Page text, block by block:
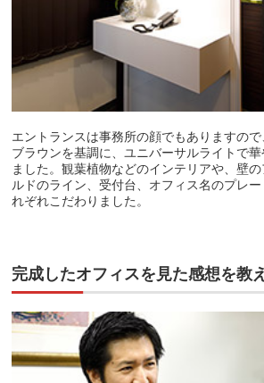
エントランスは事務所の顔でもありますの
ブラウンを基調に、ユニバーサルライトで
ました。観葉植物などのインテリアや、壁
ルドのライン、受付台、オフィス名のプレ
れぞれこだわりました。
完成したオフィスを見た感想を教